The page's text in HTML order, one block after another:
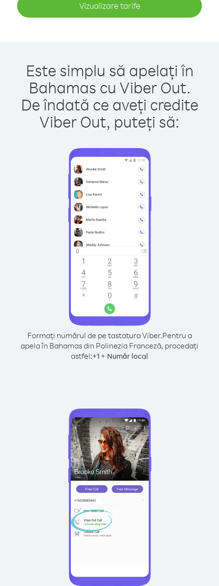
Vizualizare tarife
Este simplu să apelați în
Bahamas cu Viber Out.
De îndată ce aveți credite
Viber Out, puteți să:
Formați numărul de pe tastatura Viber.Pentru a
apela în Bahamas din Polinezia Franceză, procedați
astfel:+1 + Număr local